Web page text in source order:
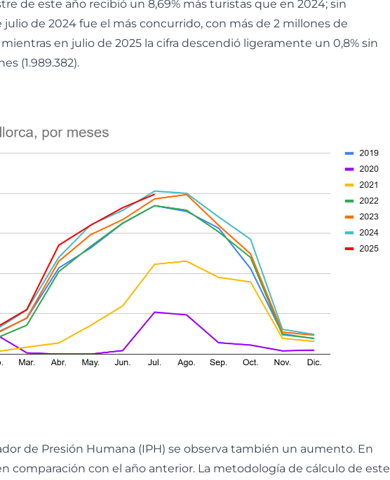
de este año recibió un 8,69% más turistas que en 2024; sin
de 2024 fue el más concurrido, con más de 2 millones de
en julio de 2025 la cifra descendió ligeramente un 0,8% sin
(1.989.382).
de Presión Humana (IPH) se observa también un aumento. En
comparación con el año anterior. La metodología de cálculo de este